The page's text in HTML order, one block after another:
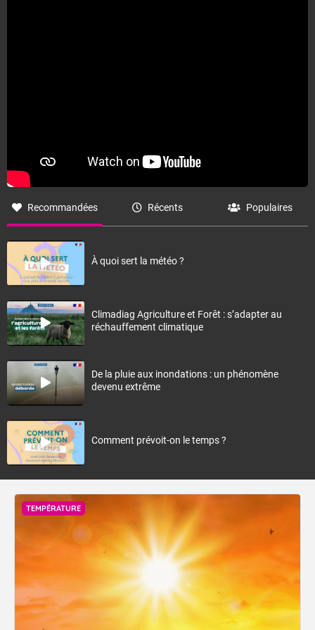
Recommandées Récents Populaires
À quoi sert la météo ?
Climadiag Agriculture et Forêt : s’adapter au
réchauffement climatique
De la pluie aux inondations : un phénomène
devenu extrême
Comment prévoit-on le temps ?
TEMPÉRATURE